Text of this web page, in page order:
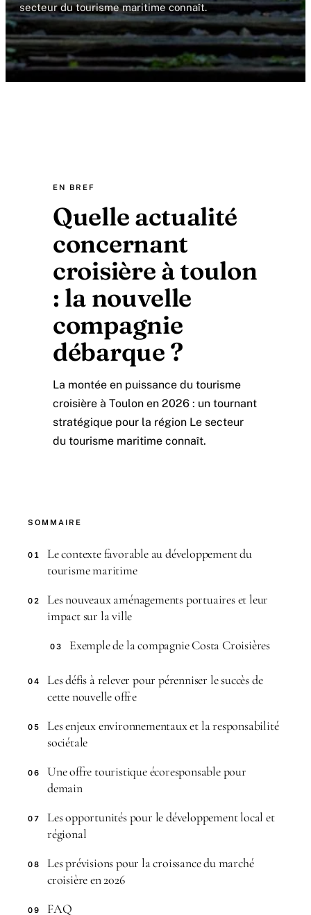
secteur du tourisme maritime connaît.
EN BREF
Quelle actualité
concernant
croisière à toulon
: la nouvelle
compagnie
débarque ?
La montée en puissance du tourisme
croisière à Toulon en 2026 : un tournant
stratégique pour la région Le secteur
du tourisme maritime connaît.
SOMMAIRE
01
Le contexte favorable au développement du
tourisme maritime
02
Les nouveaux aménagements portuaires et leur
impact sur la ville
03 Exemple de la compagnie Costa Croisières
04
Les défis à relever pour pérenniser le succès de
cette nouvelle offre
05
Les enjeux environnementaux et la responsabilité
sociétale
06
Une offre touristique écoresponsable pour
demain
07
Les opportunités pour le développement local et
régional
08
Les prévisions pour la croissance du marché
croisière en 2026
09 FAQ